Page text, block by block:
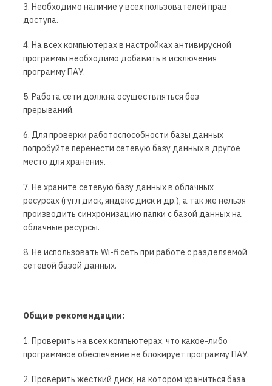
3. Необходимо наличие у всех пользователей прав
доступа.
4. На всех компьютерах в настройках антивирусной
программы необходимо добавить в исключения
программу ПАУ.
5. Работа сети должна осуществляться без
прерываний.
6. Для проверки работоспособности базы данных
попробуйте перенести сетевую базу данных в другое
место для хранения.
7. Не храните сетевую базу данных в облачных
ресурсах (гугл диск, яндекс диск и др.), а так же нельзя
производить синхронизацию папки с базой данных на
облачные ресурсы.
8. Не использовать Wi-fi сеть при работе с разделяемой
сетевой базой данных.
Общие рекомендации:
1. Проверить на всех компьютерах, что какое-либо
программное обеспечение не блокирует программу ПАУ.
2. Проверить жесткий диск, на котором храниться база